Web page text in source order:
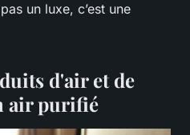
un luxe, c’est une
d'air et de
air purifié